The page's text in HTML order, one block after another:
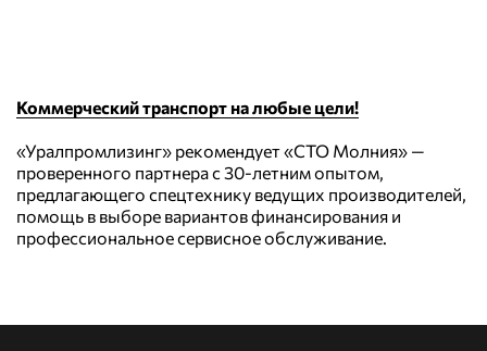
Коммерческий транспорт на любые цели!
«Уралпромлизинг» рекомендует «СТО Молния» —
проверенного партнера с 30-летним опытом,
предлагающего спецтехнику ведущих производителей,
помощь в выборе вариантов финансирования и
профессиональное сервисное обслуживание.